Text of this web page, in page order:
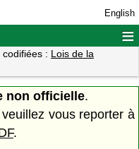
English
≡
codifiées : Lois de la
non officielle.
vous reporter à
.